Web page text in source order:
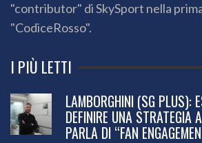
"contributor" di SkySport nella
"CodiceRosso".
I PIÙ LETTI
LAMBORGHINI (SG PLUS):
DEFINIRE UNA STRATEGIA
PARLA DI “FAN